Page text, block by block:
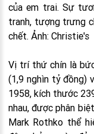
của em trai. Sự
tranh, tượng trưng
chết. Ảnh: Christie's
Vị trí thứ chín là
(1,9 nghìn tỷ đồng)
1958, kích thước
nhau, được phân
Mark Rothko thể